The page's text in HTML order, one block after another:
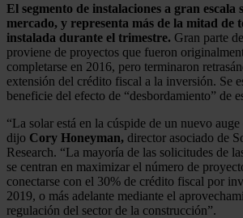
El segmento de instalaciones a gran escala
mercado, y representa más de la mitad de
instalada durante el trimestre. Gran parte
proviene de proyectos que fueron
completarse en 2016, pero terminaron
extensión del crédito fiscal a la inversión. Se
beneficie del efecto de “desbordamiento” de
“La solar está en la cúspide de un nuevo
dijo Cory Honeyman, director asociado de
Research. “La mayoría de las solicitudes de
se centran en maximizar el número de
conectarse con el 30% de crédito fiscal por
2019, o más adelante mediante el
regulación del sector de la construcción”.